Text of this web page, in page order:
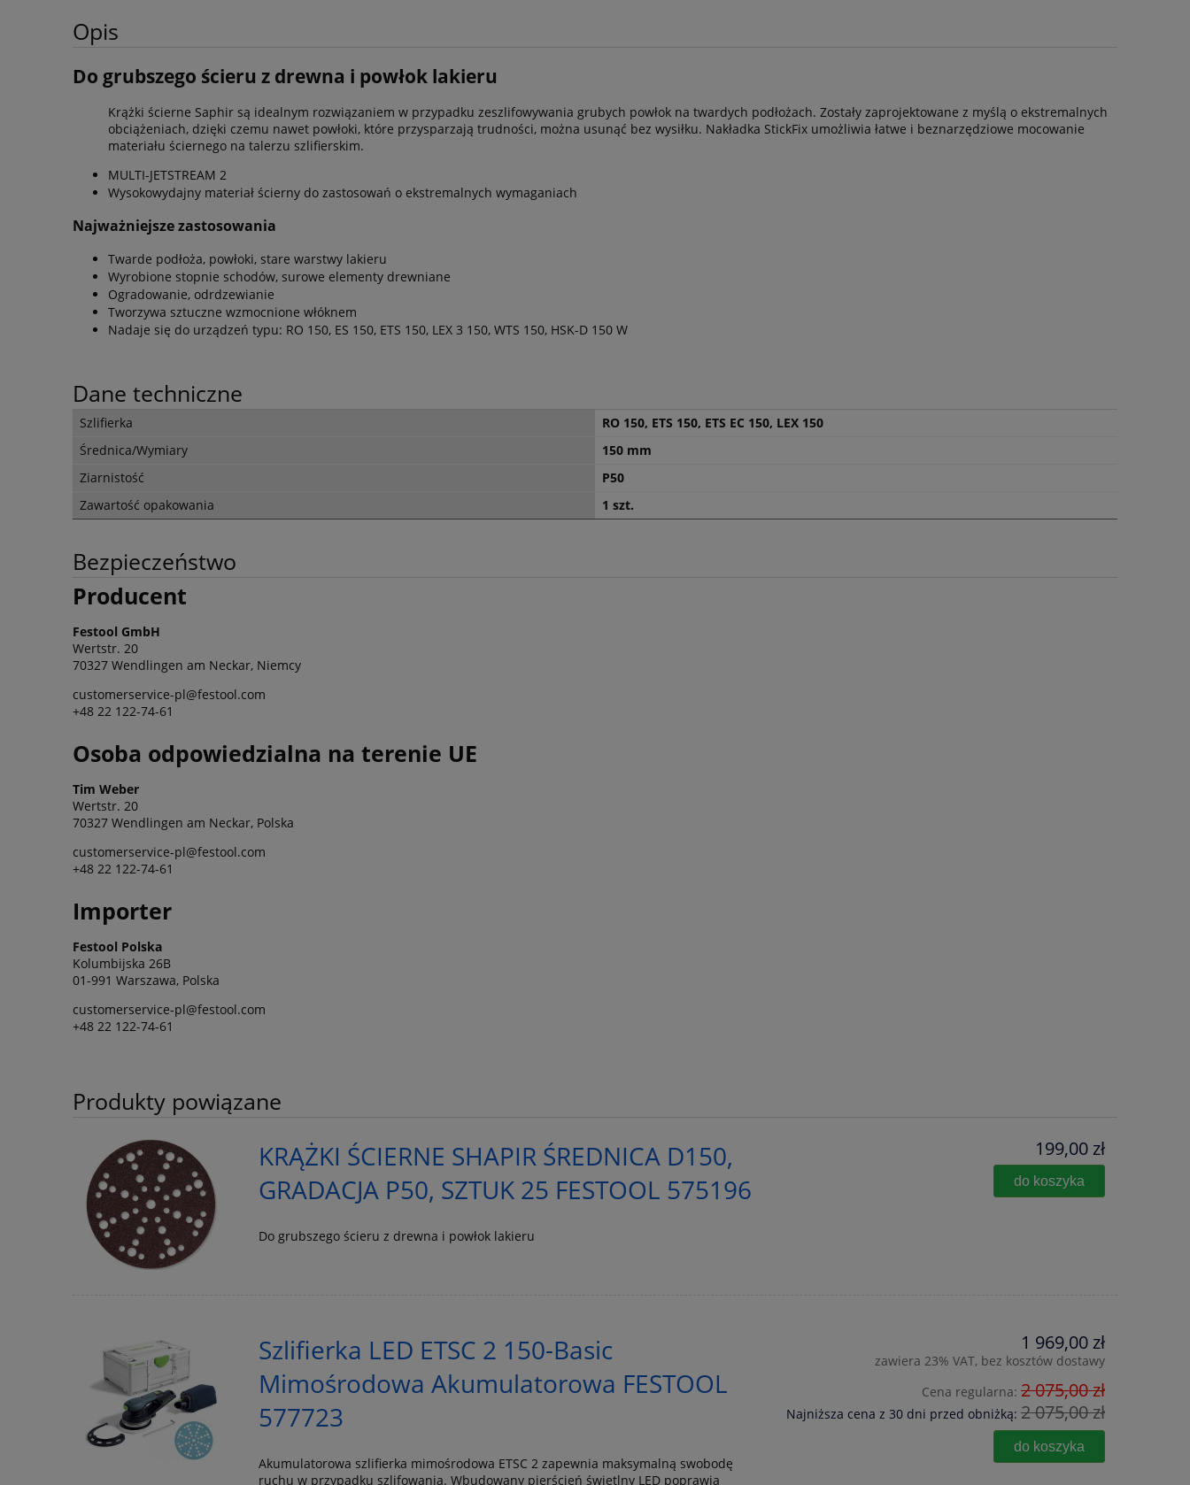
Opis
Do grubszego ścieru z drewna i powłok lakieru
Krążki ścierne Saphir są idealnym rozwiązaniem w przypadku zeszlifowywania grubych powłok na twardych podłożach. Zostały zaprojektowane z myślą o ekstremalnych
obciążeniach, dzięki czemu nawet powłoki, które przysparzają trudności, można usunąć bez wysiłku. Nakładka StickFix umożliwia łatwe i beznarzędziowe mocowanie
materiału ściernego na talerzu szlifierskim.
MULTI-JETSTREAM 2
Wysokowydajny materiał ścierny do zastosowań o ekstremalnych wymaganiach
Najważniejsze zastosowania
Twarde podłoża, powłoki, stare warstwy lakieru
Wyrobione stopnie schodów, surowe elementy drewniane
Ogradowanie, odrdzewianie
Tworzywa sztuczne wzmocnione włóknem
Nadaje się do urządzeń typu: RO 150, ES 150, ETS 150, LEX 3 150, WTS 150, HSK-D 150 W
Dane techniczne
Szlifierka
RO 150, ETS 150, ETS EC 150, LEX 150
Średnica/Wymiary
150 mm
Ziarnistość
P50
Zawartość opakowania
1 szt.
Bezpieczeństwo
Producent
Festool GmbH
Wertstr. 20
70327 Wendlingen am Neckar, Niemcy
customerservice-pl@festool.com
+48 22 122-74-61
Osoba odpowiedzialna na terenie UE
Tim Weber
Wertstr. 20
70327 Wendlingen am Neckar, Polska
customerservice-pl@festool.com
+48 22 122-74-61
Importer
Festool Polska
Kolumbijska 26B
01-991 Warszawa, Polska
customerservice-pl@festool.com
+48 22 122-74-61
Produkty powiązane
KRĄŻKI ŚCIERNE SHAPIR ŚREDNICA D150,
GRADACJA P50, SZTUK 25 FESTOOL 575196
Do grubszego ścieru z drewna i powłok lakieru
199,00 zł
do koszyka
Szlifierka LED ETSC 2 150-Basic
Mimośrodowa Akumulatorowa FESTOOL
577723
Akumulatorowa szlifierka mimośrodowa ETSC 2 zapewnia maksymalną swobodę
ruchu w przypadku szlifowania. Wbudowany pierścień świetlny LED poprawia
1 969,00 zł
zawiera 23% VAT, bez kosztów dostawy
Cena regularna: 2 075,00 zł
Najniższa cena z 30 dni przed obniżką: 2 075,00 zł
do koszyka